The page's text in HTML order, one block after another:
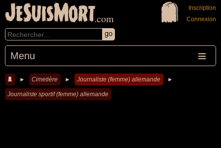
JeSuisMort.com
Menu
Inscription
Connexion
► Cimetière ► Journaliste (femme) allemande ►
Journaliste sportif (femme) allemande